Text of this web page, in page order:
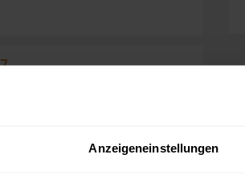
Anzeigeneinstellungen